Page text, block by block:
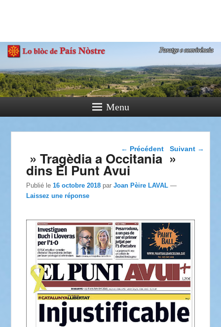
Paratge e Convivència
Menu
Navigation dans les
← Précédent Suivant →
» Tragèdia a Occitania »
dins El Punt Avui
Publié le16 octobre 2018 parJoan Pèire LAVAL —
Laissez une réponse